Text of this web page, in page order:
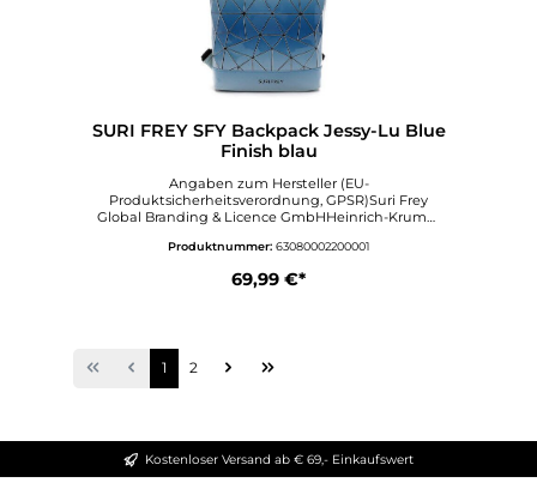
SURI FREY SFY Backpack Jessy-Lu Blue
Finish blau
Angaben zum Hersteller (EU-
Produktsicherheitsverordnung, GPSR)Suri Frey
Global Branding & Licence GmbHHeinrich-Krumm
OFFENBACHDeutschlandinfo@surifrey.comwww.sur
Produktnummer: 63080002200001
69,99 €*
1 2
Kostenloser Versand ab € 69,- Einkaufswert